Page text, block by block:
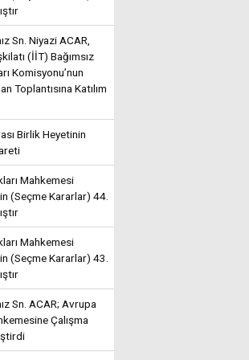
Sn. Niyazi ACAR,
(İİT) Bağımsız
Komisyonu’nun
Toplantısına Katılım
Birlik Heyetinin
Mahkemesi
(Seçme Kararlar) 44.
Mahkemesi
(Seçme Kararlar) 43.
Sn. ACAR; Avrupa
Çalışma